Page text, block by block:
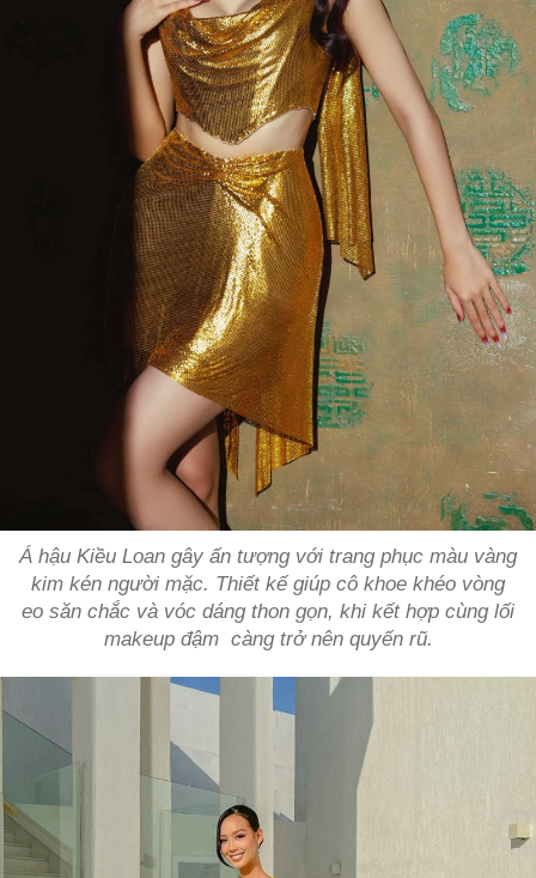
Á hậu Kiều Loan gây ấn tượng với trang phục màu vàng
kim kén người mặc. Thiết kế giúp cô khoe khéo vòng
eo săn chắc và vóc dáng thon gọn, khi kết hợp cùng lối
makeup đậm càng trở nên quyến rũ.